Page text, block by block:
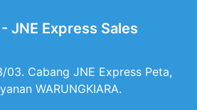
JNE Express Sales
03. Cabang JNE Express Peta,
WARUNGKIARA.